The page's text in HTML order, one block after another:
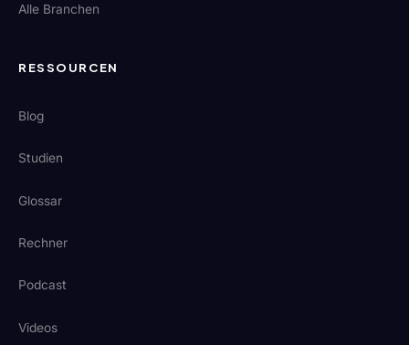
Alle Branchen
RESSOURCEN
Blog
Studien
Glossar
Rechner
Podcast
Videos